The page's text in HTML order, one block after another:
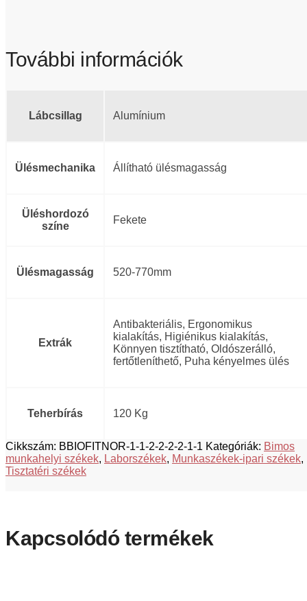
További információk
Lábcsillag Alumínium
Ülésmechanika Állítható ülésmagasság
Üléshordozó
színe
Fekete
Ülésmagasság 520-770mm
Extrák
Antibakteriális, Ergonomikus
kialakítás, Higiénikus kialakítás,
Könnyen tisztítható, Oldószerálló,
fertőtleníthető, Puha kényelmes ülés
Teherbírás 120 Kg
Cikkszám: BBIOFITNOR-1-1-2-2-2-2-1-1 Kategóriák: Bimos
munkahelyi székek, Laborszékek, Munkaszékek-ipari székek,
Tisztatéri székek
Kapcsolódó termékek